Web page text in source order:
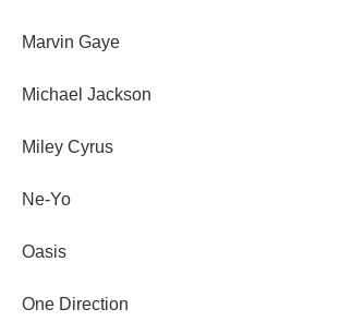
Marvin Gaye
Michael Jackson
Miley Cyrus
Ne-Yo
Oasis
One Direction